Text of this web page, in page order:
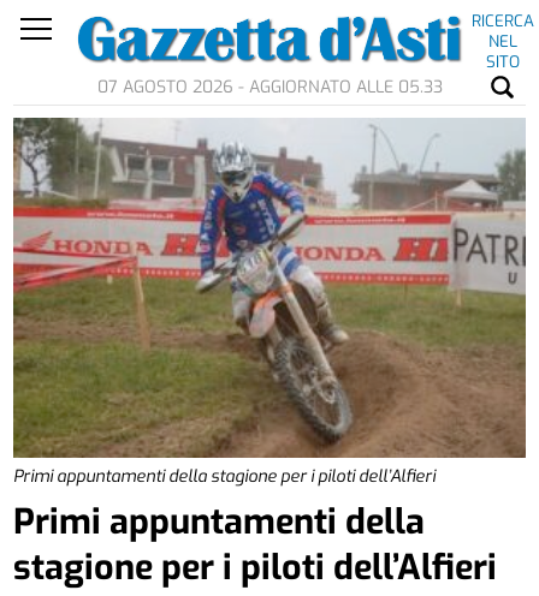
RICERCA
NEL
SITO
07 AGOSTO 2026 - AGGIORNATO ALLE 05.33
Primi appuntamenti della stagione per i piloti dell’Alfieri
Primi appuntamenti della
stagione per i piloti dell’Alfieri